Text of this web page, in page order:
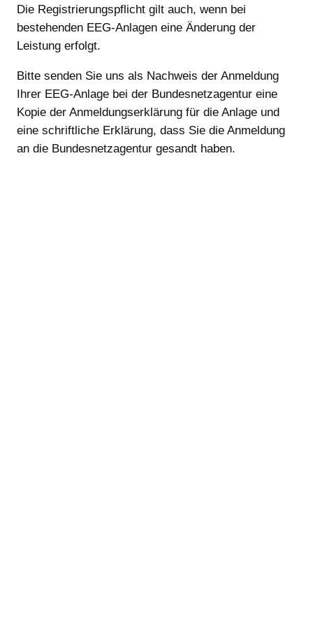
Die Registrierungspflicht gilt auch, wenn bei
bestehenden EEG-Anlagen eine Änderung der
Leistung erfolgt.
Bitte senden Sie uns als Nachweis der Anmeldung
Ihrer EEG-Anlage bei der Bundesnetzagentur eine
Kopie der Anmeldungserklärung für die Anlage und
eine schriftliche Erklärung, dass Sie die Anmeldung
an die Bundesnetzagentur gesandt haben.